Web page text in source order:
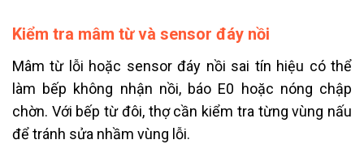
Kiểm tra mâm từ và sensor đáy nồi
Mâm từ lỗi hoặc sensor đáy nồi sai tín hiệu có thể
làm bếp không nhận nồi, báo E0 hoặc nóng chập
chờn. Với bếp từ đôi, thợ cần kiểm tra từng vùng nấu
để tránh sửa nhầm vùng lỗi.